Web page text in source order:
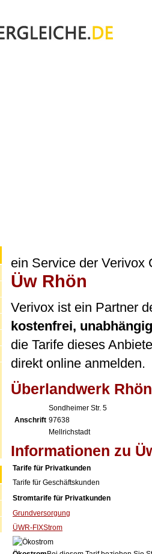
ein Service der Verivox
Üw Rhön
Verivox ist ein Partner
kostenfrei,
die Tarife dieses
direkt online anmelden.
Überlandwerk
Anschrift
Sondheimer Str. 5
97638
Mellrichstadt
Informationen zu
Tarife für Privatkunden
Tarife für Geschäftskunden
Stromtarife für Privatkunden
Grundversorgung
ÜWR-FIXStrom